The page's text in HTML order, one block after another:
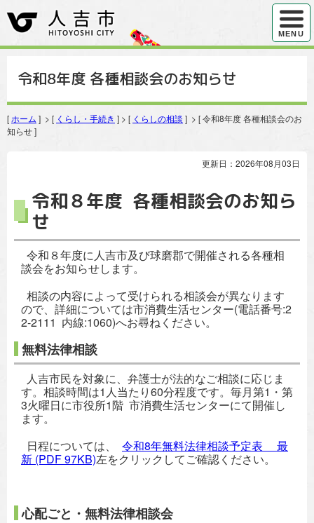
ハンバ
MENU
令和8年度 各種相談会のお知らせ
[ ホーム ] > [ くらし・手続き ] > [ くらしの相談 ] > [ 令和8年度 各種相談会のお
知らせ ]
更新日：2026年08月03日
令和８年度 各種相談会のお知ら
せ
令和８年度に人吉市及び球磨郡で開催される各種相
談会をお知らせします。
相談の内容によって受けられる相談会が異なります
ので、詳細については市消費生活センター(電話番号:2
2-2111 内線:1060)へお尋ねください。
無料法律相談
人吉市民を対象に、弁護士が法的なご相談に応じま
す。相談時間は1人当たり60分程度です。毎月第1・第
3火曜日に市役所1階 市消費生活センターにて開催し
ます。
日程については、 令和8年無料法律相談予定表 ＿最
新 (PDF 97KB)左をクリックしてご確認ください。
心配ごと・無料法律相談会